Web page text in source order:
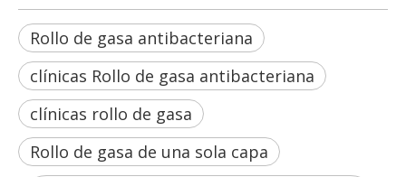
Rollo de gasa antibacteriana
clínicas Rollo de gasa antibacteriana
clínicas rollo de gasa
Rollo de gasa de una sola capa